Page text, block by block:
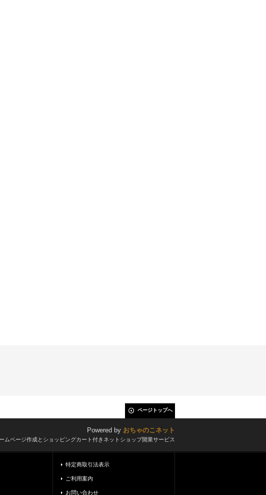
ページトップへ
Powered by おちゃのこネット
ムページ作成とショッピングカート付きネットショップ開業サービス
特定商取引法表示
ご利用案内
お問い合わせ